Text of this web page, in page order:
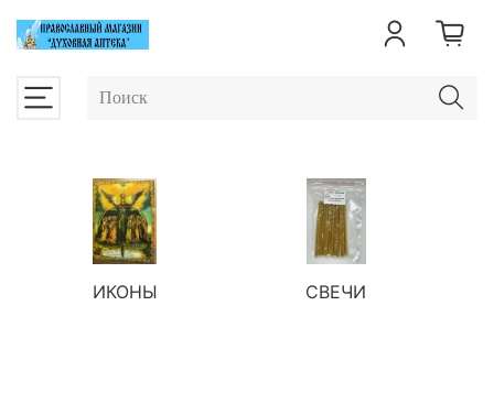
ИКОНЫ СВЕЧИ